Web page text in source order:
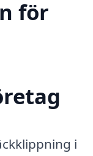
för
i